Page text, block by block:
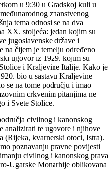
u 9:30 u Gradskoj kuli u
znanstvenog
tema odnosi se na dva
XX. stoljeća: jedan kojim su
jugoslavenske države i
na čijem je temelju određeno
ugovor iz 1929. kojim su
i Kraljevine Italije. Kako je
bio u sastavu Kraljevine
se na tome području i imao
crkvenim pitanjima ne
i Svete Stolice.
civilnog i kanonskog
analizirati te ugovore i njihove
(Rijeka, kvarnerski otoci, Istra).
poznavanju pravne povijesti
civilnog i kanonskog prava
Ugarske Monarhije oblikovana